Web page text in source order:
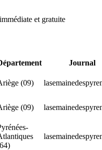
et gratuite
Journal
(09)
(09)